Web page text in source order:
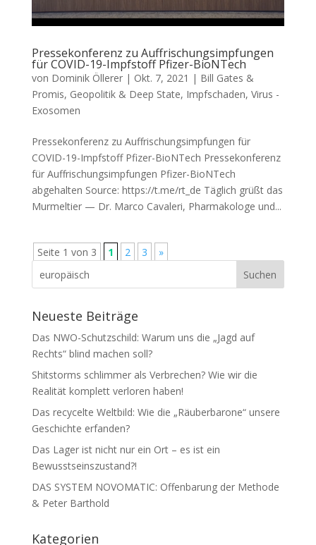
Pressekonferenz zu Auffrischungsimpfungen
für COVID-19-Impfstoff Pfizer-BioNTech
von Dominik Öllerer| Okt. 7, 2021 | Bill Gates &
Promis, Geopolitik & Deep State, Impfschaden, Virus -
Exosomen
Pressekonferenz zu Auffrischungsimpfungen für
COVID-19-Impfstoff Pfizer-BioNTech Pres­se­kon­fe­renz
für Auf­fri­schungs­imp­fun­gen Pfi­zer-Bio­N­Tech
abgehalten Source: https://t.me/rt_de Täg­lich grüßt das
Mur­mel­tier — Dr. Mar­co Cava­le­ri, Phar­ma­ko­lo­ge und...
Seite 1 von 3 1 2 3 »
Neueste Beiträge
Das NWO-Schutzschild: Warum uns die „Jagd auf
Rechts“ blind machen soll?
Shitstorms schlimmer als Verbrechen? Wie wir die
Realität komplett verloren haben!
Das recycelte Weltbild: Wie die „Räuberbarone“ unsere
Geschichte erfanden?
Das Lager ist nicht nur ein Ort – es ist ein
Bewusstseinszustand?!
DAS SYSTEM NOVOMATIC: Offenbarung der Methode
& Peter Barthold
Kategorien